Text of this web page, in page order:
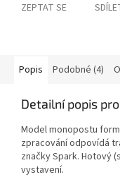
ZEPTAT SE
Popis Podobné (4)
Detailní popis
Model monopostu
zpracování odpovídá
značky Spark. Hotový
vystavení.